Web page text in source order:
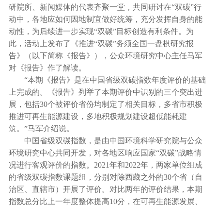
研院所、新闻媒体的代表齐聚一堂，共同研讨在“双碳”行
动中，各地应如何因地制宜做好统筹，充分发挥自身的能
动性，为后续进一步实现“双碳”目标创造有利条件。为
此，活动上发布了《推进“双碳”务须全国一盘棋研究报
告》（以下简称《报告》），公众环境研究中心主任马军
对《报告》作了解读。
“本期《报告》是在中国省级双碳指数年度评价的基础
上完成的。《报告》列举了本期评价中识别的三个突出进
展，包括30个被评价省份均制定了相关目标，多省市积极
推进可再生能源建设，多地积极规划建设超低能耗建
筑。”马军介绍说。
中国省级双碳指数，是由中国环境科学研究院与公众
环境研究中心共同开发，对各地区响应国家“双碳”战略情
况进行客观评价的指数。2021年和2022年，两家单位组成
的省级双碳指数课题组，分别对除西藏之外的30个省（自
治区、直辖市）开展了评价。对比两年的评价结果，本期
指数总分比上一年度整体提高10分，在可再生能源发展、